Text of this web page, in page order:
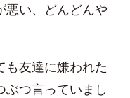
悪い、どんどんや
も友達に嫌われた
ぶつ言っていまし